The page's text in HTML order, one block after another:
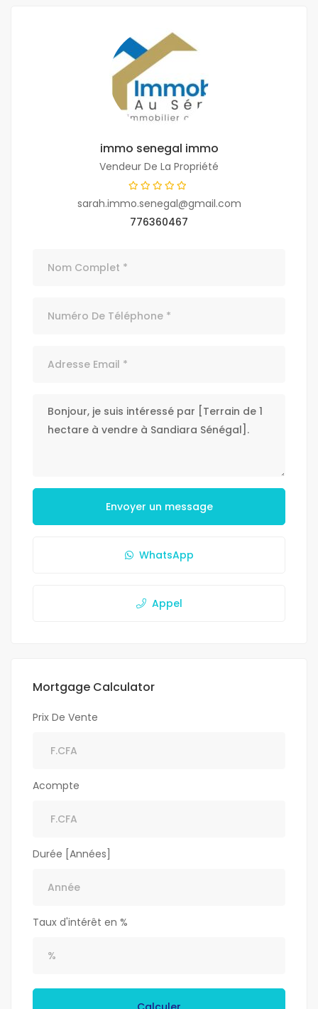
immo senegal immo
Vendeur De La Propriété
sarah.immo.senegal@gmail.com
776360467
Envoyer un message
WhatsApp
Appel
Mortgage Calculator
Prix De Vente
Acompte
Durée [Années]
Taux d'intérêt en %